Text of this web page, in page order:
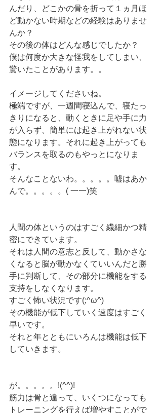
んだり、どこかの骨を折って１ヵ月ほ
ど動かない時期などの経験はありませ
んか？
その後の体はどんな感じでしたか？
僕は何度か大きな怪我をしてしまい、
驚いたことがあります。。
イメージしてくださいね。
極端ですが、一週間寝込んで、寝たっ
きりになると、動くときに足や手に力
が入らず、簡単には起き上がれない状
態になります。それに起き上がっても
バランスを取るのもやっとになりま
す。
そんなことないわ。。。。。嘘はあか
んで。。。。。( 一一)笑
人間の体というのはすごく繊細かつ精
密にできています。
それは人間の意志と反して、動かさな
くなると脳が動かなくていいんだと勝
手に判断して、その部分に機能をする
支持をしなくなります。
すごく怖い状況です(;^ω^)
その機能が低下していく速度はすごく
早いです。
それと年とともにいろんは機能は低下
していきます。
が。。。。。!(^^)!
筋力は骨と違って、いくつになっても
トレーニングを行えば増やすことがで